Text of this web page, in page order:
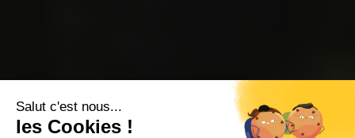
Salut c'est nous...
les Cookies !